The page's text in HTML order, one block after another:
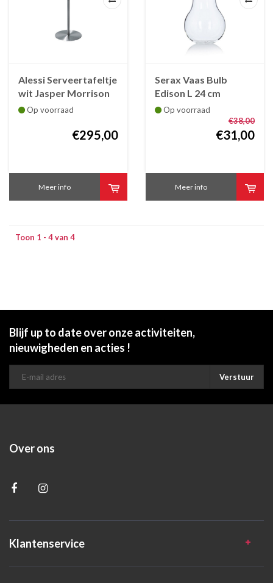
Alessi Serveertafeltje
wit Jasper Morrison
Op voorraad
€295,00
Meer info
Serax Vaas Bulb
Edison L 24 cm
Op voorraad
€38,00
€31,00
Meer info
Toon 1 - 4 van 4
Blijf up to date over onze activiteiten,
nieuwigheden en acties !
Verstuur
Over ons
Klantenservice